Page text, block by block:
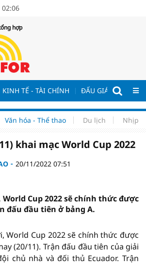
hợp
KINH TẾ - TÀI CHÍNH ĐẤU GIÁ - ĐẤU
Văn hóa - Thể thao Du lịch Nhịp
khai mạc World Cup 2022
20/11/2022 07:51
World Cup 2022 sẽ chính thức được
đấu đầu tiên ở bảng A.
World Cup 2022 sẽ chính thức được
(20/11). Trận đấu đầu tiên của giải
chủ nhà và đối thủ Ecuador. Trận